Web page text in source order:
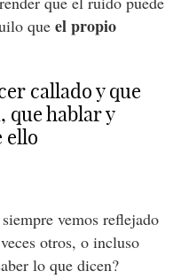
que el propio
callado y que
que hablar y
ello
vemos reflejado
otros, o incluso
lo que dicen?